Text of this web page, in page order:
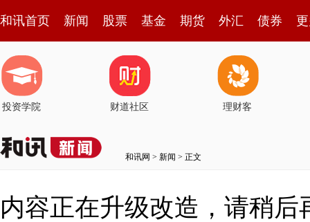
和讯首页 新闻 股票 基金 期货 外汇 债券
投资学院 财道社区 理财客
和讯网 > 新闻 > 正文
内容正在升级改造，请稍后